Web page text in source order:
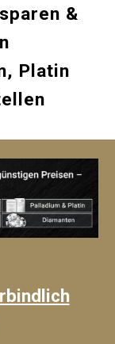
&
Platin